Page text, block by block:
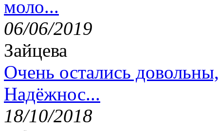
моло...
06/06/2019
Зайцева
Очень остались
Надёжнос...
18/10/2018